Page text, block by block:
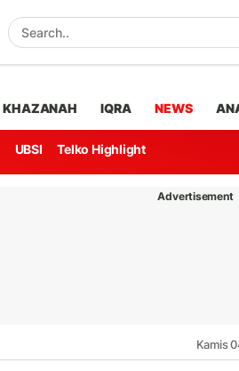
KHAZANAH IQRA NEWS
UBSI Telko Highlight
Advertisement
Kamis